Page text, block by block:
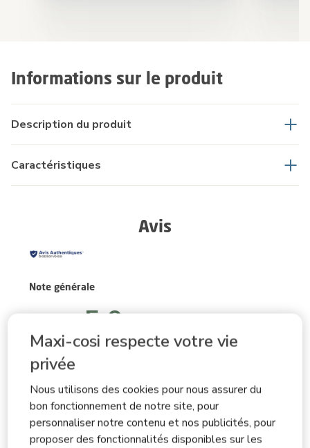
Maxi-cosi respecte votre vie
privée
Nous utilisons des cookies pour nous assurer du
bon fonctionnement de notre site, pour
personnaliser notre contenu et nos publicités, pour
proposer des fonctionnalités disponibles sur les
Informations sur le produit
Description du produit
Caractéristiques
Avis
Description sommaire de la notation
Sélectionnez une ligne ci-dessous pour filtrer les avis.
5 étoilesétoiles 2
Note générale
5.0